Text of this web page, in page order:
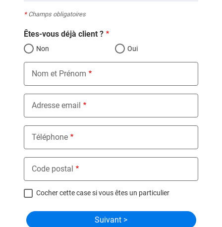
*Champs obligatoires
Êtes-vous déjà client ?
Non Oui
Nom et Prénom
Adresse email
Téléphone
Code postal
Cocher cette case si vous êtes un particulier